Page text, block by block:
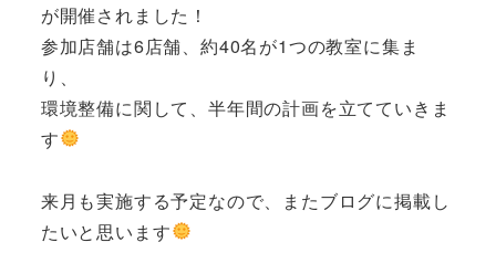
が開催されました！
参加店舗は6店舗、約40名が1つの教室に集ま
り、
環境整備に関して、半年間の計画を立てていきま
す
来月も実施する予定なので、またブログに掲載し
たいと思います